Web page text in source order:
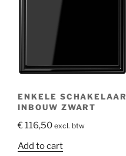
ENKELE SCHAKELAAR
INBOUW ZWART
€116,50 excl. btw
Add to cart